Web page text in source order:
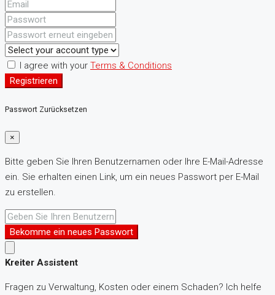
I agree with your Terms & Conditions
Registrieren
Passwort Zurücksetzen
×
Bitte geben Sie Ihren Benutzernamen oder Ihre E-Mail-Adresse
ein. Sie erhalten einen Link, um ein neues Passwort per E-Mail
zu erstellen.
Bekomme ein neues Passwort
Kreiter Assistent
Fragen zu Verwaltung, Kosten oder einem Schaden? Ich helfe